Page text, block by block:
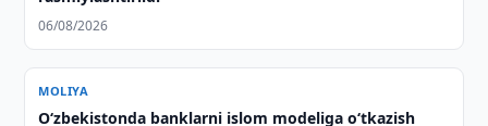
06/08/2026
MOLIYA
O‘zbekistonda banklarni islom modeliga o‘tkazish